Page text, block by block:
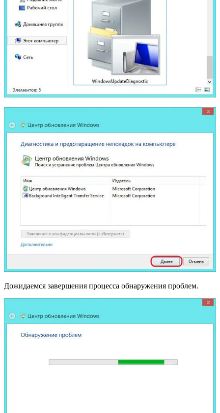
Дожидаемся завершения процесса обнаружения проблем.